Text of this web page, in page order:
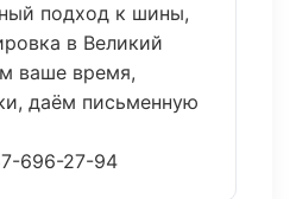
подход к шины,
в Великий
ваше время,
даём письменную
696-27-94